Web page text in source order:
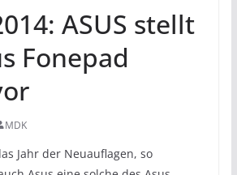
ASUS stellt
Fonepad
MDK
Jahr der Neuauflagen, so